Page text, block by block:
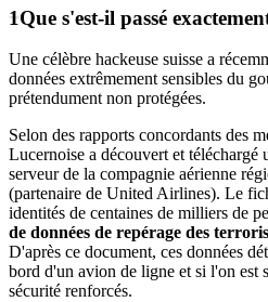
Que s'est-il passé
Une célèbre hackeuse suisse a
données extrêmement sensibles du
prétendument non protégées.
Selon des rapports concordants des
Lucernoise a découvert et téléchargé
serveur de la compagnie aérienne
(partenaire de United Airlines). Le
identités de centaines de milliers de
de données de repérage des
D'après ce document, ces données
bord d'un avion de ligne et si l'on est
sécurité renforcés.